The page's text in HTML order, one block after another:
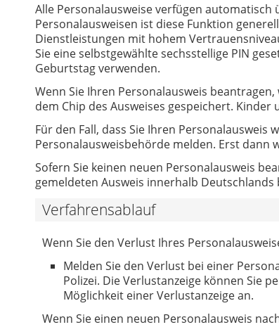
Alle Personalausweise verfügen automatisch
Personalausweisen ist diese Funktion
Dienstleistungen mit hohem
Sie eine selbstgewählte sechsstellige PIN
Geburtstag verwenden.
Wenn Sie Ihren Personalausweis
dem Chip des Ausweises gespeichert.
Für den Fall, dass Sie Ihren
Personalausweisbehörde melden. Erst dann
Sofern Sie keinen neuen Personalausweis
gemeldeten Ausweis innerhalb
Verfahrensablauf
Wenn Sie den Verlust Ihres
Melden Sie den Verlust bei einer
Polizei. Die Verlustanzeige können Sie
Möglichkeit einer Verlustanzeige an.
Wenn Sie einen neuen Personalausweis